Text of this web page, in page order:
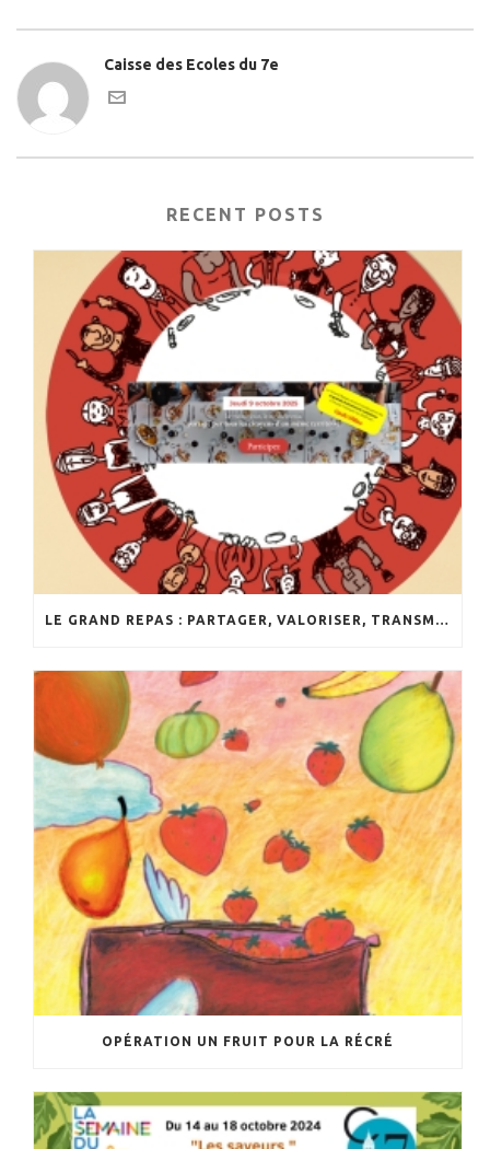
Caisse des Ecoles du 7e
RECENT POSTS
LE GRAND REPAS : PARTAGER, VALORISER, TRANSMETTRE
OPÉRATION UN FRUIT POUR LA RÉCRÉ